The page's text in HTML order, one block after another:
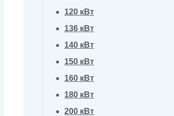
120 кВт
136 кВт
140 кВт
150 кВт
160 кВт
180 кВт
200 кВт